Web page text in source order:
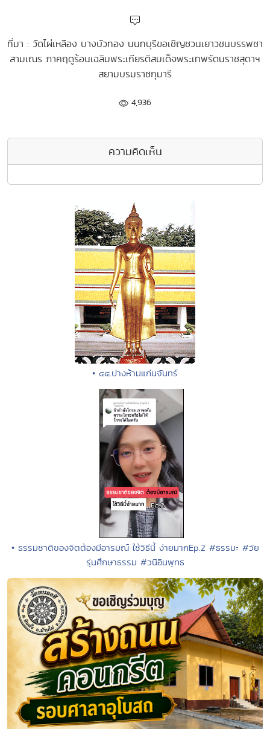
ที่มา : วัดไผ่เหลือง บางบัวทอง นนทบุรีขอเชิญชวนเยาวชนบรรพชา
สามเณร ภาคฤดูร้อนเฉลิมพระเกียรติสมเด็จพระเทพรัตนราชสุดาฯ
สยามบรมราชกุมารี
4,936
ความคิดเห็น
• ๔๔.ปางห้ามแก่นจันทร์
• ธรรมชาติของจิตต้องมีอารมณ์ ใช้วิธีนี้ ง่ายมากEp.2 #ธรรมะ #วัย
รุ่นศึกษาธรรม #วนิอินพุทธ